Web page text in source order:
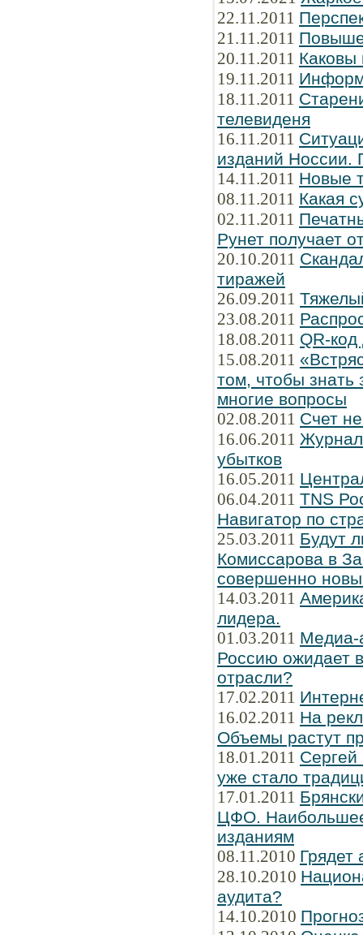
22.11.2011
21.11.2011
20.11.2011 Каковы
19.11.2011
18.11.2011
телевиденя
16.11.2011
изданий Hоссии.
14.11.2011 Новые
08.11.2011 Какая
02.11.2011
Рунет получает
20.10.2011
тиражей
26.09.2011
23.08.2011
18.08.2011 QR-код
15.08.2011
том, чтобы знать
многие вопросы
02.08.2011 Счет
16.06.2011 Журнал
убытков
16.05.2011
06.04.2011 TNS
Навигатор по
25.03.2011 Будут
Комиссарова в
совершенно
14.03.2011
лидера.
01.03.2011 Медиа-
Россию ожидает
отрасли?
17.02.2011
16.02.2011 На
Объемы растут
18.01.2011 Сергей
уже стало
17.01.2011
ЦФО.
изданиям
08.11.2010 Грядет
28.10.2010
аудита?
14.10.2010